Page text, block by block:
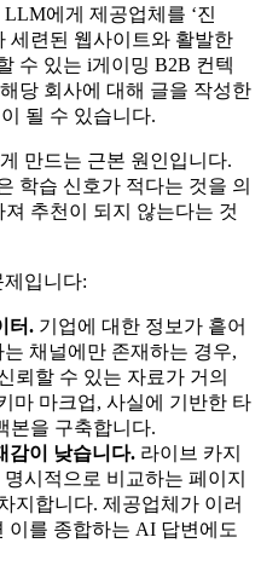
에게 제공업체를 ‘진
세련된 웹사이트와 활발한
수 있는 i게이밍 B2B 컨텍
당 회사에 대해 글을 작성한
될 수 있습니다.
만드는 근본 원인입니다.
학습 신호가 적다는 것을 의
추천이 되지 않는다는 것
입니다:
터. 기업에 대한 정보가 흩어
채널에만 존재하는 경우,
뢰할 수 있는 자료가 거의
마 마크업, 사실에 기반한 타
본을 구축합니다.
감이 낮습니다. 라이브 카지
시적으로 비교하는 페이지
지합니다. 제공업체가 이러
이를 종합하는 AI 답변에도